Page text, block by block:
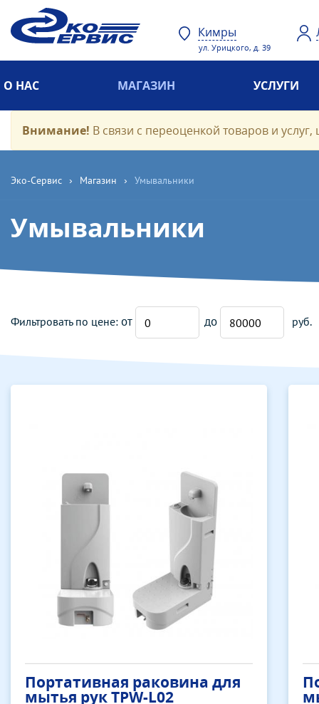
Кимры
ул. Урицкого, д. 39
О НАС МАГАЗИН УСЛУГИ
Внимание! В связи с переоценкой товаров и
Эко-Cервис › Магазин › Умывальники
Умывальники
Фильтровать по цене: от до руб.
Портативная раковина для
мытья рук TPW-L02